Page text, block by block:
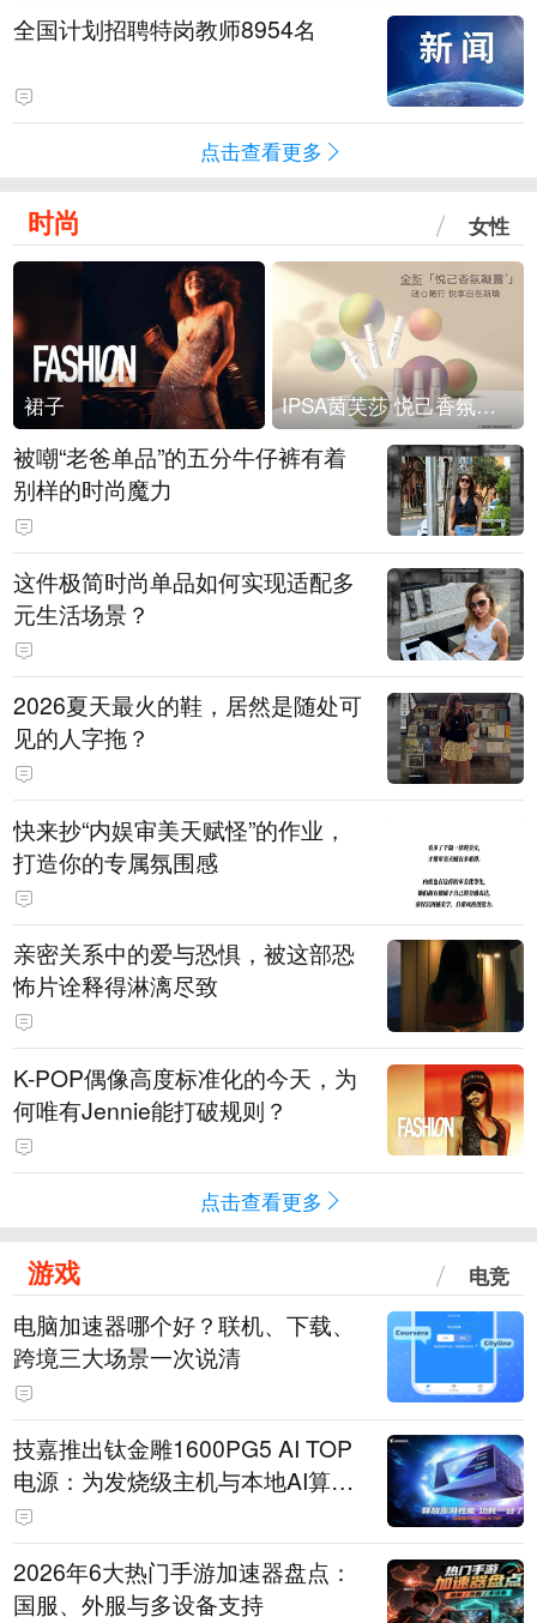
全国计划招聘特岗教师8954名
点击查看更多
时尚 女性
裙子 IPSA茵芙莎 悦己香氛凝露上市
被嘲“老爸单品”的五分牛仔裤有着
别样的时尚魔力
这件极简时尚单品如何实现适配多
元生活场景？
2026夏天最火的鞋，居然是随处可
见的人字拖？
快来抄“内娱审美天赋怪”的作业，
打造你的专属氛围感
亲密关系中的爱与恐惧，被这部恐
怖片诠释得淋漓尽致
K-POP偶像高度标准化的今天，为
何唯有Jennie能打破规则？
点击查看更多
游戏 电竞
电脑加速器哪个好？联机、下载、
跨境三大场景一次说清
技嘉推出钛金雕1600PG5 AI TOP
电源：为发烧级主机与本地AI算力
打造旗舰供电方案
2026年6大热门手游加速器盘点：
国服、外服与多设备支持